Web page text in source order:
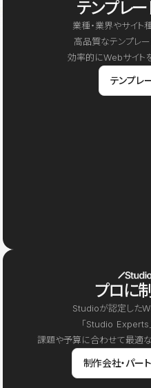
テンプレ
業種・業界やサイト
高品質なテンプレー
効率的にWebサイト
テンプレ
プロに
Studioが認定した
「Studio Experts
課題や予算に合わせて最適な
制作会社・パー